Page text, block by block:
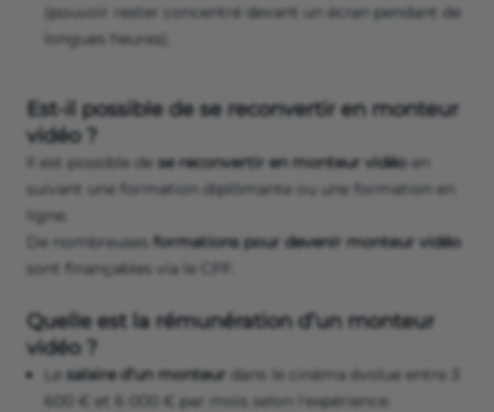
(pouvoir rester concentré devant un écran pendant de
longues heures).
Est-il possible de se reconvertir en monteur
vidéo ?
Il est possible de se reconvertir en monteur vidéo en
suivant une formation diplômante ou une formation en
ligne.
De nombreuses formations pour devenir monteur vidéo
sont finançables via le CPF.
Quelle est la rémunération d’un monteur
vidéo ?
Le salaire d’un monteur dans le cinéma évolue entre 3
600 € et 6 000 € par mois selon l'expérience.